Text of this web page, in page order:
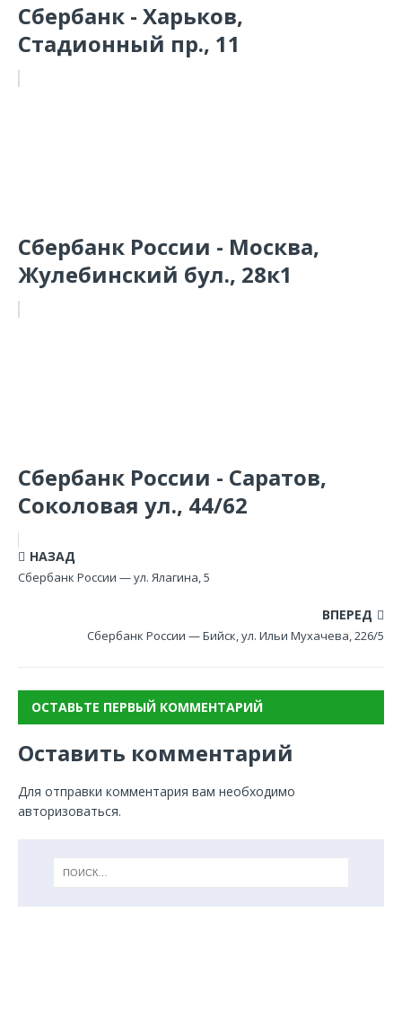
Сбербанк - Харьков,
Стадионный пр., 11
Сбербанк России - Москва,
Жулебинский бул., 28к1
Сбербанк России - Саратов,
Соколовая ул., 44/62
НАЗАД
Сбербанк России — ул. Ялагина, 5
ВПЕРЕД
Сбербанк России — Бийск, ул. Ильи Мухачева, 226/5
ОСТАВЬТЕ ПЕРВЫЙ КОММЕНТАРИЙ
Оставить комментарий
Для отправки комментария вам необходимо
авторизоваться.